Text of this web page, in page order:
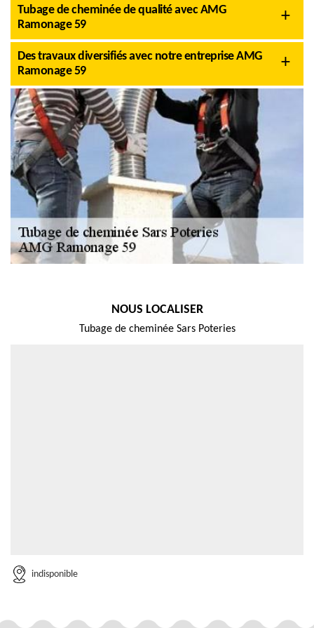
Tubage de cheminée de qualité avec AMG
Ramonage 59
Des travaux diversifiés avec notre entreprise AMG
Ramonage 59
NOUS LOCALISER
Tubage de cheminée Sars Poteries
indisponible